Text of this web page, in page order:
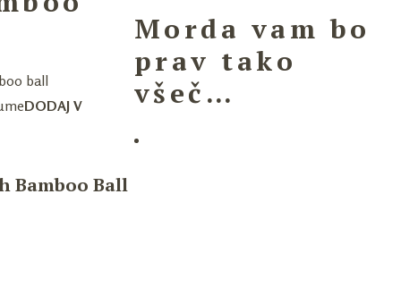
DODAJ V
Bamboo Ball
Morda vam bo
prav tako
všeč…